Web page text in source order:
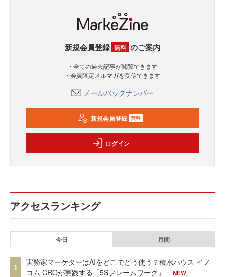
新規会員登録 無料 のご案内
・全ての過去記事が閲覧できます
・会員限定メルマガを受信できます
メールバックナンバー
新規会員登録 無料
ログイン
アクセスランキング
今日 月間
1
実務家マーケターはAIをどこでどう使う？積水ハウス イノ
コム CROが実践する「5Sフレームワーク」
NEW